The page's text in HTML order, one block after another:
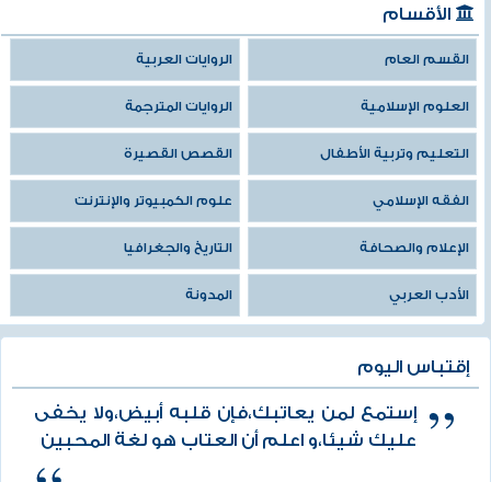
الأقسام
القسم العام الروايات العربية
العلوم الإسلامية الروايات المترجمة
التعليم وتربية الأطفال القصص القصيرة
الفقه الإسلامي علوم الكمبيوتر والإنترنت
الإعلام والصحافة التاريخ والجغرافيا
الأدب العربي المدونة
إقتباس اليوم
إستمع لمن يعاتبك،فإن قلبه أبيض،ولا يخفى
عليك شيئا،و اعلم أن العتاب هو لغة المحبين